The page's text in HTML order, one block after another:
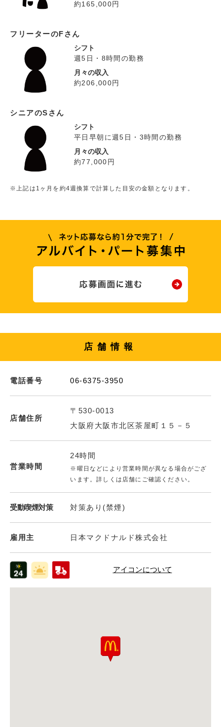
約165,000円
フリーターのFさん
シフト
週5日・8時間の勤務
月々の収入
約206,000円
シニアのSさん
シフト
平日早朝に週5日・3時間の勤務
月々の収入
約77,000円
※上記は1ヶ月を約4週換算で計算した目安の金額となります。
店舗情報
電話番号 06-6375-3950
店舗住所
〒530-0013
大阪府大阪市北区茶屋町１５－５
営業時間
24時間
※曜日などにより営業時間が異なる場合がござ
います。詳しくは店舗にご確認ください。
受動喫煙対策 対策あり(禁煙)
雇用主 日本マクドナルド株式会社
アイコンについて